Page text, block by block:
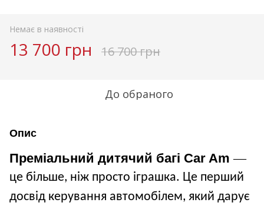
Немає в наявності
13 700 грн 16 700 грн
До обраного
Опис
Преміальний дитячий багі Car Am —
це більше, ніж просто іграшка. Це перший
досвід керування автомобілем, який дарує